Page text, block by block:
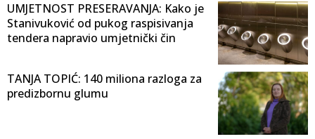
UMJETNOST PRESERAVANJA: Kako je
Stanivuković od pukog raspisivanja
tendera napravio umjetnički čin
TANJA TOPIĆ: 140 miliona razloga za
predizbornu glumu